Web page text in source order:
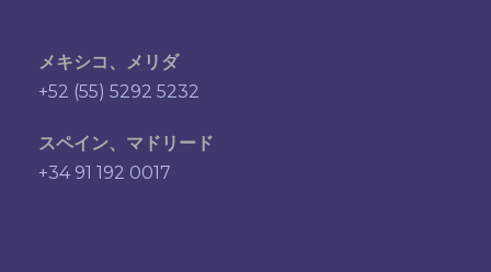
メキシコ、メリダ
+52 (55) 5292 5232
スペイン、マドリード
+34 91 192 0017